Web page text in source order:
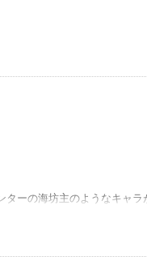
ーの海坊主のようなキャ